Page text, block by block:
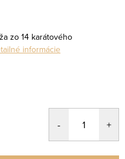
zo 14 karátového
informácie